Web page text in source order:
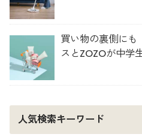
買い物の裏側にも
スとZOZOが中学
人気検索キーワード